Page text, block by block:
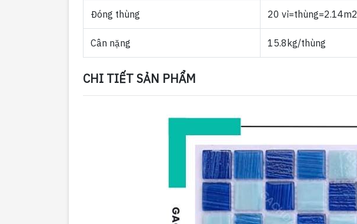
Đóng thùng 20 vỉ=thùng=2.14m2
Cân nặng 15.8kg/thùng
CHI TIẾT SẢN PHẨM